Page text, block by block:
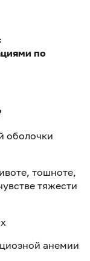
по
оболочки
тошноте,
тяжести
анемии